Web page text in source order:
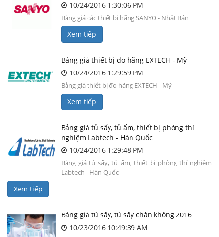
10/24/2016 1:30:06 PM
Bảng giá các thiết bị hãng SANYO - Nhật Bản
Xem tiếp
Bảng giá thiết bị đo hãng EXTECH - Mỹ
10/24/2016 1:29:59 PM
Bảng giá thiết bị đo hãng EXTECH - Mỹ
Xem tiếp
Bảng giá tủ sấy, tủ ấm, thiết bị phòng thí
nghiệm Labtech - Hàn Quốc
10/24/2016 1:29:48 PM
Bảng giá tủ sấy, tủ ấm, thiết bị phòng thí nghiệm
Labtech - Hàn Quốc
Xem tiếp
Bảng giá tủ sấy, tủ sấy chân không 2016
10/23/2016 10:49:39 AM